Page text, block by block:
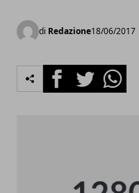
di Redazione18/06/2017
FacebookTwitter